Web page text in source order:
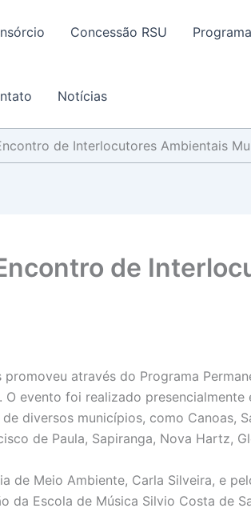
Concessão RSU
Notícias
de Interlocutores Ambientais
de
através do Programa
evento foi realizado
diversos municípios, como Canoas,
de Paula, Sapiranga, Nova Hartz,
Meio Ambiente, Carla Silveira, e
da Escola de Música Silvio Costa de